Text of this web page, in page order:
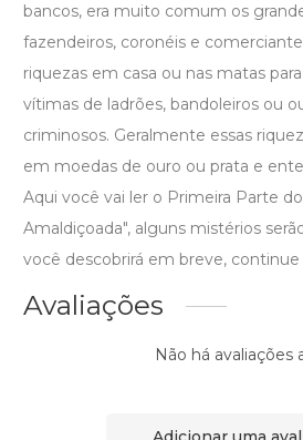
bancos, era muito comum os
fazendeiros, coronéis e
riquezas em casa ou nas matas
vítimas de ladrões, bandoleiros ou
criminosos. Geralmente essas
em moedas de ouro ou prata e
Aqui você vai ler o Primeira Parte
Amaldiçoada", alguns mistérios
você descobrirá em breve, continue
Avaliações
Não há avaliações